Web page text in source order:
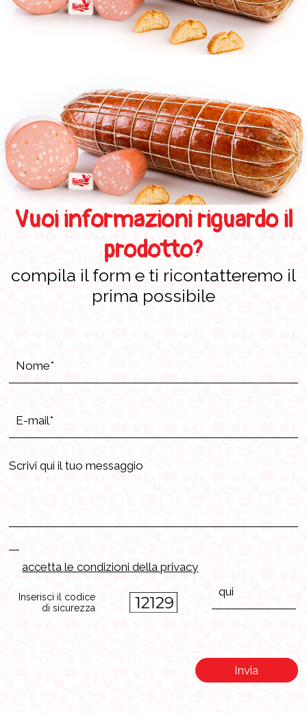
Vuoi informazioni riguardo il
prodotto?
compila il form e ti ricontatteremo il
prima possibile
accetta le condizioni della privacy
Inserisci il codice
di sicurezza
Invia